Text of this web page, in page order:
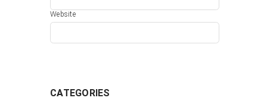
Website
CATEGORIES